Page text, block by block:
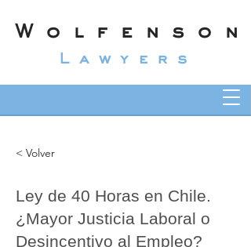
Wolfenson
Lawyers
< Volver
Ley de 40 Horas en Chile.
¿Mayor Justicia Laboral o
Desincentivo al Empleo?